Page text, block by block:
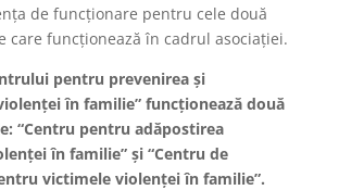
de funcţionare pentru cele două
care funcţionează în cadrul asociaţiei.
pentru prevenirea şi
în familie” funcţionează două
“Centru pentru adăpostirea
în familie” şi “Centru de
victimele violenţei în familie”.